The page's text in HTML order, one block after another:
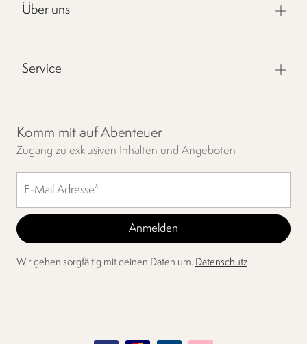
Über uns
Service
Komm mit auf Abenteuer
Zugang zu exklusiven Inhalten und Angeboten
Wir gehen sorgfältig mit deinen Daten um. Datenschutz